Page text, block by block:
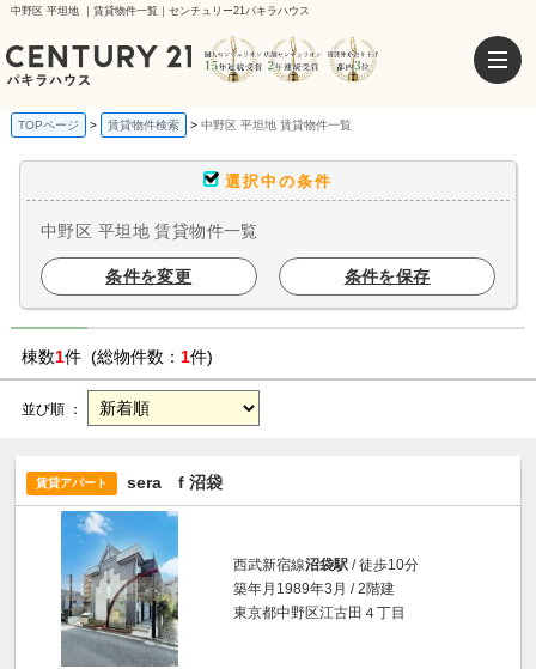
中野区 平坦地 ｜賃貸物件一覧｜センチュリー21パキラハウス
TOPページ 賃貸物件検索 中野区 平坦地 賃貸物件一覧
選択中の条件
中野区 平坦地 賃貸物件一覧
条件を変更 条件を保存
棟数1件 (総物件数： 1件)
並び順 ：
賃貸アパート sera f 沼袋
西武新宿線沼袋駅 / 徒歩10分
築年月1989年3月 / 2階建
東京都中野区江古田４丁目